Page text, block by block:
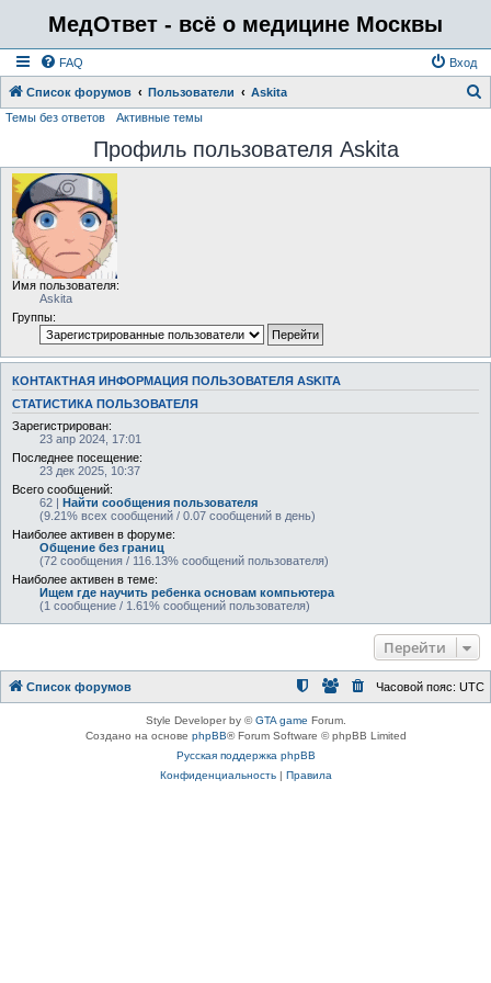
МедОтвет - всё о медицине Москвы
FAQ Вход
Список форумов Пользователи Askita
с
Темы без ответов Активные темы
Профиль пользователя Askita
Имя пользователя:
Askita
Группы:
КОНТАКТНАЯ ИНФОРМАЦИЯ ПОЛЬЗОВАТЕЛЯ ASKITA
СТАТИСТИКА ПОЛЬЗОВАТЕЛЯ
Зарегистрирован:
23 апр 2024, 17:01
Последнее посещение:
23 дек 2025, 10:37
Всего сообщений:
62 | Найти сообщения пользователя
(9.21% всех сообщений / 0.07 сообщений в день)
Наиболее активен в форуме:
Общение без границ
(72 сообщения / 116.13% сообщений пользователя)
Наиболее активен в теме:
Ищем где научить ребенка основам компьютера
(1 сообщение / 1.61% сообщений пользователя)
Перейти
Список форумов Часовой пояс: UTC
Style Developer by ©GTA game Forum.
Создано на основе phpBB® Forum Software © phpBB Limited
Русская поддержка phpBB
Конфиденциальность| Правила